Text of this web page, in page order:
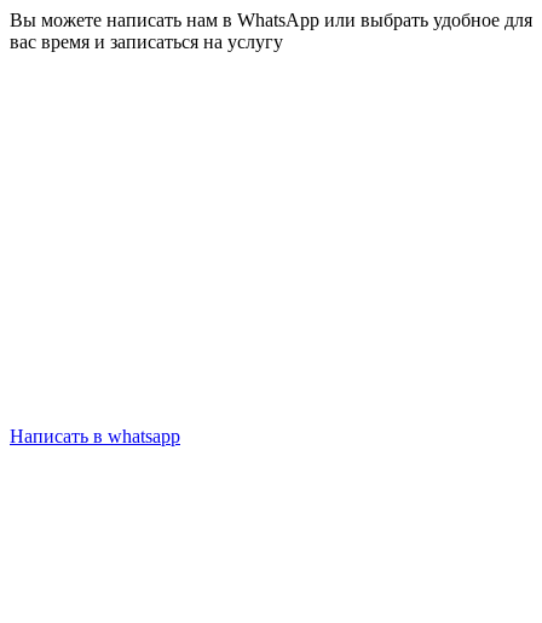
Вы можете написать нам в WhatsApp или выбрать удобное для
вас время и записаться на услугу
Написать в whatsapp